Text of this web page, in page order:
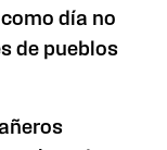
día no
de pueblos